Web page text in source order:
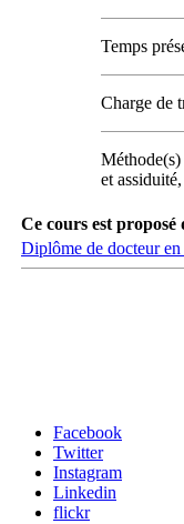
Temps
Charge de
et
Ce cours est proposé
Diplôme de docteur en
Facebook
Twitter
Instagram
Linkedin
flickr